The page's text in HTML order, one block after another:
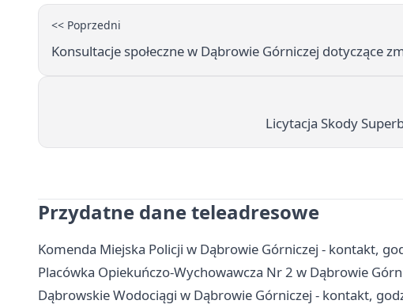
<< Poprzedni
Konsultacje społeczne w Dąbrowie Górniczej dotyczące
Licytacja Skody
Przydatne dane teleadresowe
Komenda Miejska Policji w Dąbrowie Górniczej - kontakt,
Placówka Opiekuńczo-Wychowawcza Nr 2 w Dąbrowie
Dąbrowskie Wodociągi w Dąbrowie Górniczej - kontakt,